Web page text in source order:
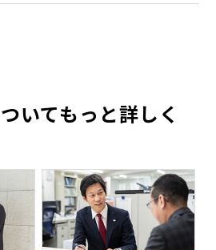
いてもっと詳しく